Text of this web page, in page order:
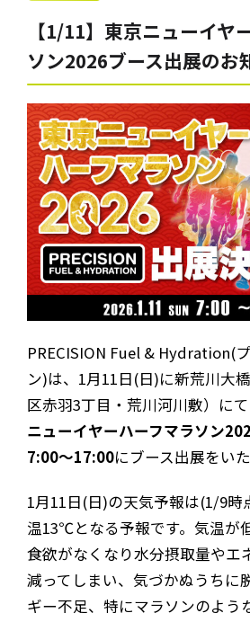
【1/11】東京ニューイヤ
ソン2026ブース出展のお
PRECISION Fuel & Hydration(
ン)は、1月11日(日)に新荒川大
区赤羽3丁目・荒川河川敷）に
ニューイヤーハーフマラソン
7:00～17:00にブース出展をいた
1月11日(日)の天気予報は(1/9時
温13℃となる予報です。気温が
食欲がなくなり水分摂取量やエ
減ってしまい、気づかぬうちに
ギー不足、特にマラソンのよう